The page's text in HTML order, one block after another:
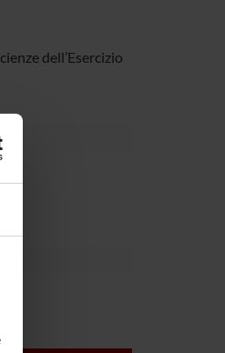
dell’Esercizio